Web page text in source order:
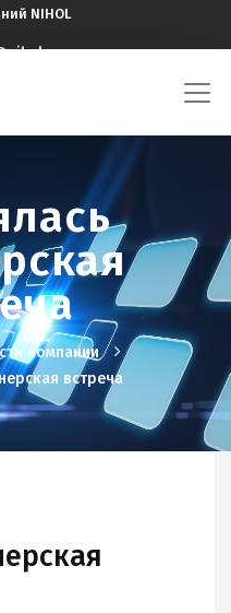
NIHOL
компании
встреча